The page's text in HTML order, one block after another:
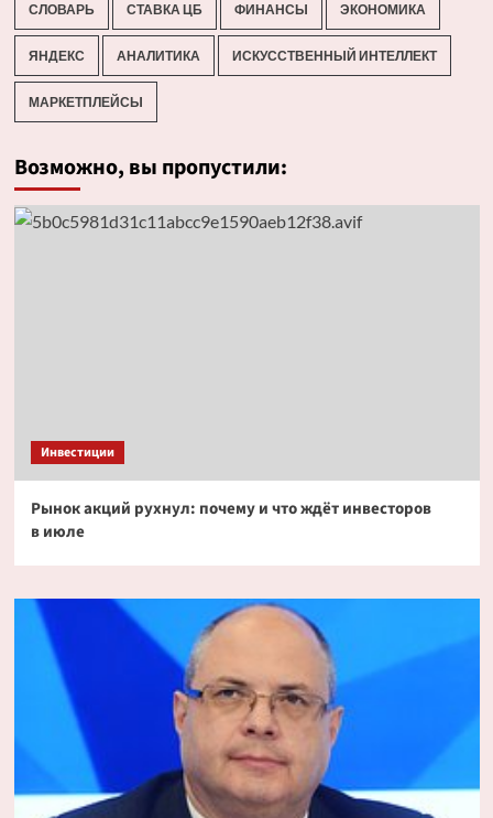
СЛОВАРЬ СТАВКА ЦБ ФИНАНСЫ ЭКОНОМИКА
ЯНДЕКС АНАЛИТИКА ИСКУССТВЕННЫЙ ИНТЕЛЛЕКТ
МАРКЕТПЛЕЙСЫ
Возможно, вы пропустили:
Инвестиции
Рынок акций рухнул: почему и что ждёт инвесторов
в июле